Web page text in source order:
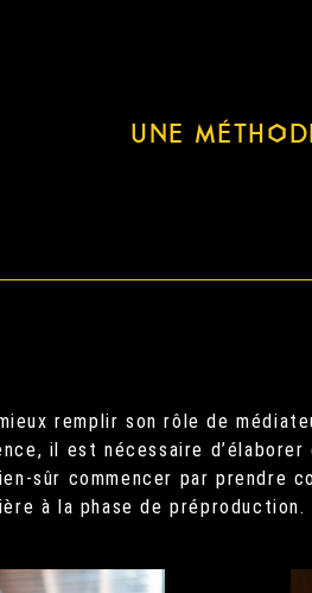
UNE
mieux remplir son rôle de
il est nécessaire
sûr commencer par prendre
à la phase de